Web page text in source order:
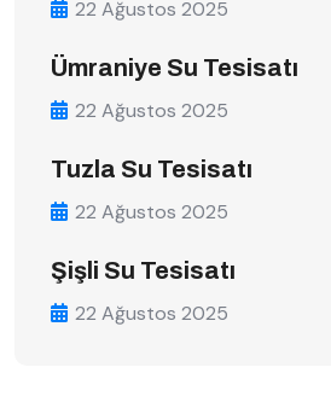
22 Ağustos 2025
Ümraniye Su Tesisatı
22 Ağustos 2025
Tuzla Su Tesisatı
22 Ağustos 2025
Şişli Su Tesisatı
22 Ağustos 2025